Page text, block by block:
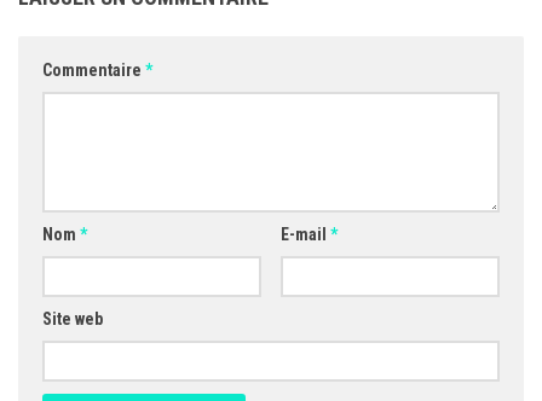
Commentaire *
Nom * E-mail *
Site web